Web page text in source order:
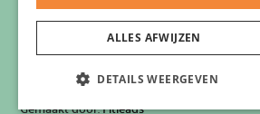
© 2026 Zlim Privacyverklaring-Cookiebeleid
Gemaakt door:Fitleads
ALLES AFWIJZEN
DETAILS WEERGEVEN